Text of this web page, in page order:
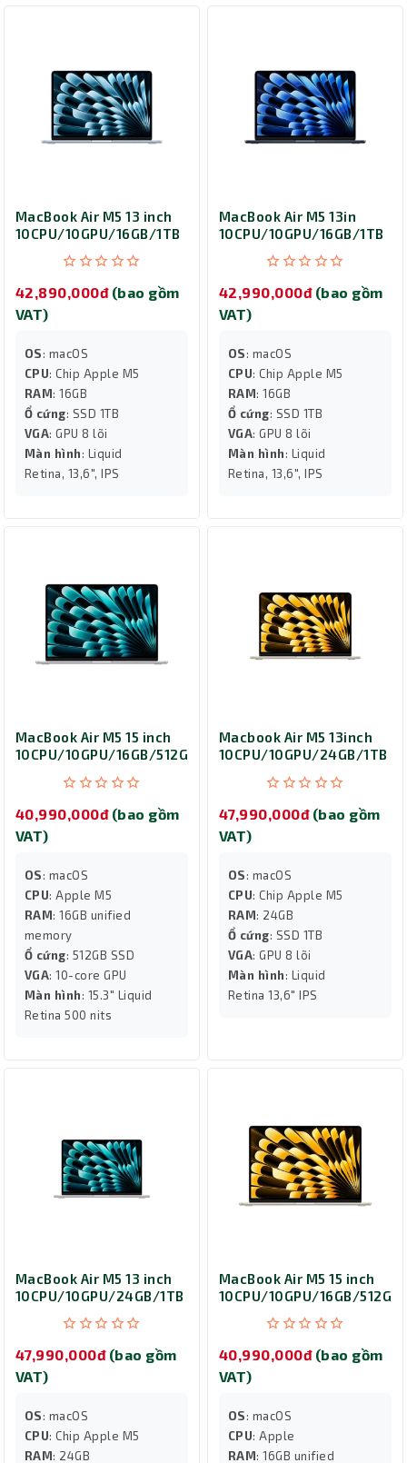
MacBook Air M5 13 inch
10CPU/10GPU/16GB/1TB
42,890,000đ (bao gồm
VAT)
OS: macOS
CPU: Chip Apple M5
RAM: 16GB
Ổ cứng: SSD 1TB
VGA: GPU 8 lõi
Màn hình: Liquid
Retina, 13,6", IPS
MacBook Air M5 13in
10CPU/10GPU/16GB/1TB
42,990,000đ (bao gồm
VAT)
OS: macOS
CPU: Chip Apple M5
RAM: 16GB
Ổ cứng: SSD 1TB
VGA: GPU 8 lõi
Màn hình: Liquid
Retina, 13,6", IPS
MacBook Air M5 15 inch
10CPU/10GPU/16GB/512GB
40,990,000đ (bao gồm
VAT)
OS: macOS
CPU: Apple M5
RAM: 16GB unified
memory
Ổ cứng: 512GB SSD
VGA: 10-core GPU
Màn hình: 15.3" Liquid
Retina 500 nits
Macbook Air M5 13inch
10CPU/10GPU/24GB/1TB
47,990,000đ (bao gồm
VAT)
OS: macOS
CPU: Chip Apple M5
RAM: 24GB
Ổ cứng: SSD 1TB
VGA: GPU 8 lõi
Màn hình: Liquid
Retina 13,6" IPS
MacBook Air M5 13 inch
10CPU/10GPU/24GB/1TB
47,990,000đ (bao gồm
VAT)
OS: macOS
CPU: Chip Apple M5
RAM: 24GB
MacBook Air M5 15 inch
10CPU/10GPU/16GB/512GB
40,990,000đ (bao gồm
VAT)
OS: macOS
CPU: Apple
RAM: 16GB unified